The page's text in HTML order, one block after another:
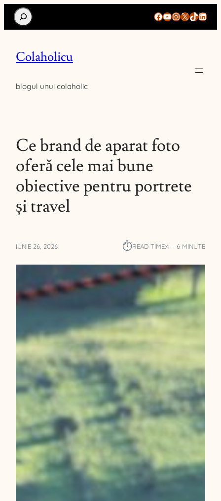
Search Facebook
YouTube
Instagram
X TikTok
Colaholicu
blogul unui colaholic
Ce brand de aparat foto
oferă cele mai bune
obiective pentru portrete
și travel
IUNIE 26, 2026 ⏱︎READ TIME:4 – 6 MINUTE